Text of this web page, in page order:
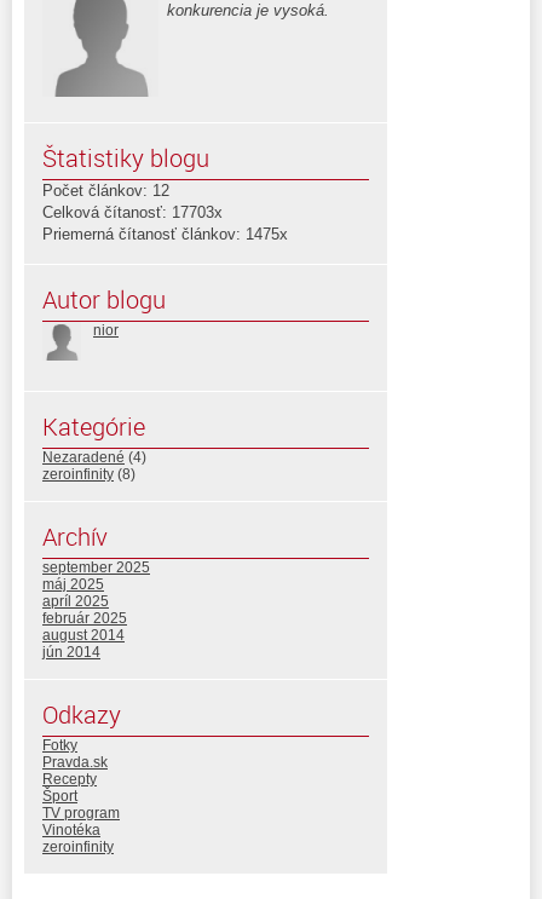
konkurencia je vysoká.
Štatistiky blogu
Počet článkov: 12
Celková čítanosť: 17703x
Priemerná čítanosť článkov: 1475x
Autor blogu
nior
Kategórie
Nezaradené (4)
zeroinfinity (8)
Archív
september 2025
máj 2025
apríl 2025
február 2025
august 2014
jún 2014
Odkazy
Fotky
Pravda.sk
Recepty
Šport
TV program
Vinotéka
zeroinfinity